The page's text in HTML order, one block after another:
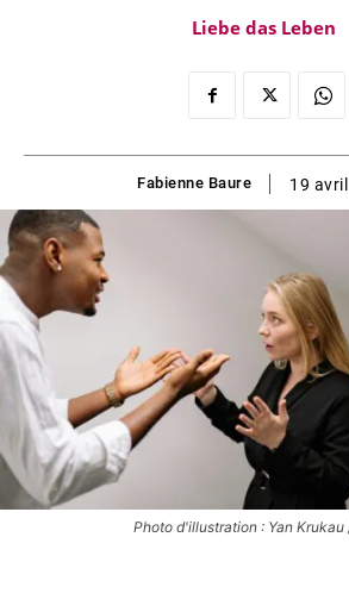
Liebe das Leben
Fabienne Baure 19
Photo d'illustration : Yan Krukau